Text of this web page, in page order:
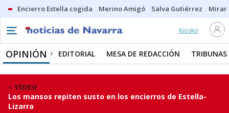
Encierro Estella cogida Merino Amigó Salva Gutiérrez Mirar
Kiosko
OPINIÓN EDITORIAL MESA DE REDACCIÓN TRIBUNAS
VÍDEO
Los mansos repiten susto en los encierros de Estella-
Lizarra